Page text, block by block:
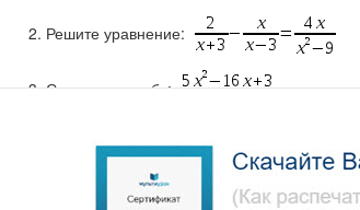
Решите уравнение:
Сократите дробь:
скорость течения реки, если собственная
Решите неравенство: